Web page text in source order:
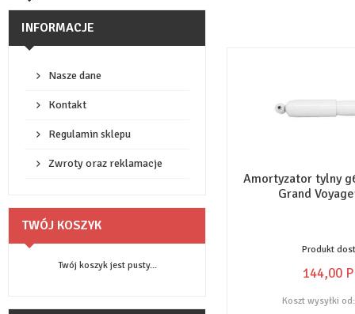
INFORMACJE
Nasze dane
Kontakt
Regulamin sklepu
Zwroty oraz reklamacje
TWÓJ KOSZYK
Twój koszyk jest pusty...
Amortyzator tylny
Grand
Produkt
144,00
Koszt wysyłki